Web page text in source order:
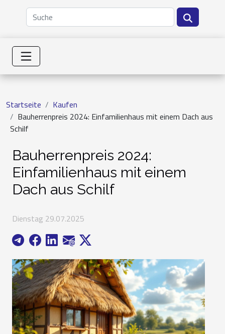
Startseite
Kaufen
Bauherrenpreis 2024: Einfamilienhaus mit einem Dach aus
Schilf
Bauherrenpreis 2024:
Einfamilienhaus mit einem
Dach aus Schilf
Dienstag 29.07.2025